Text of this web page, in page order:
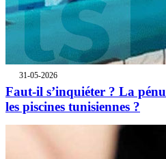
31-05-2026
Faut-il s’inquiéter ? La
les piscines tunisiennes ?